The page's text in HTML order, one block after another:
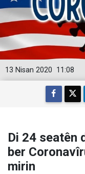
11:08
13 Nisan 2020
Di 24 seatên
ber
mirin